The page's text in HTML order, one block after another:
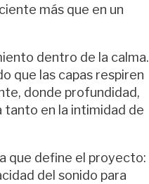
más que en un
dentro de la calma.
que las capas respiren
donde profundidad,
tanto en la intimidad de
que define el proyecto:
del sonido para